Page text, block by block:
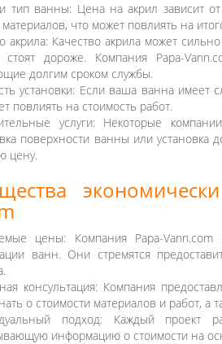
тип ванны: Цена на акрил зависит
что может повлиять на
акрила: Качество акрила может
дороже. Компания Papa-
долгим сроком службы.
установки: Если ваша ванна имеет
повлиять на стоимость работ.
услуги: Некоторые
поверхности ванны или
цену.
цены: Компания Papa-
ванн. Они стремятся
консультация: Компания
о стоимости материалов и работ,
подход: Каждый проект
информацию о стоимости на